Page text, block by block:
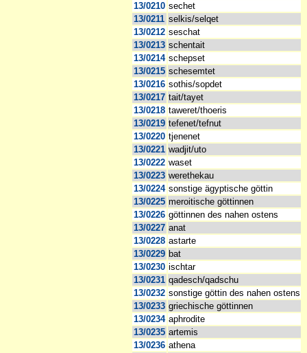
13/0210 sechet
13/0211 selkis/selqet
13/0212 seschat
13/0213 schentait
13/0214 schepset
13/0215 schesemtet
13/0216 sothis/sopdet
13/0217 tait/tayet
13/0218 taweret/thoeris
13/0219 tefenet/tefnut
13/0220 tjenenet
13/0221 wadjit/uto
13/0222 waset
13/0223 werethekau
13/0224 sonstige ägyptische göttin
13/0225 meroitische göttinnen
13/0226 göttinnen des nahen ostens
13/0227 anat
13/0228 astarte
13/0229 bat
13/0230 ischtar
13/0231 qadesch/qadschu
13/0232 sonstige göttin des nahen ostens
13/0233 griechische göttinnen
13/0234 aphrodite
13/0235 artemis
13/0236 athena